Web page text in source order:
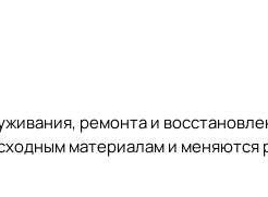
ремонта и
материалам и